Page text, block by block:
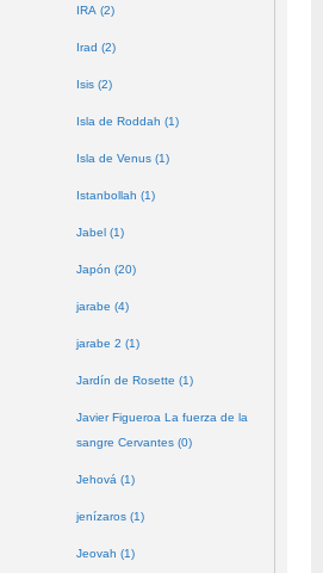
IRA (2)
Irad (2)
Isis (2)
Isla de Roddah (1)
Isla de Venus (1)
Istanbollah (1)
Jabel (1)
Japón (20)
jarabe (4)
jarabe 2 (1)
Jardín de Rosette (1)
Javier Figueroa La fuerza de la
sangre Cervantes (0)
Jehová (1)
jenízaros (1)
Jeovah (1)